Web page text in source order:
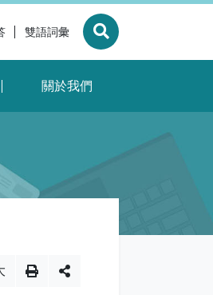
雙語詞彙
展開搜尋
關於我們